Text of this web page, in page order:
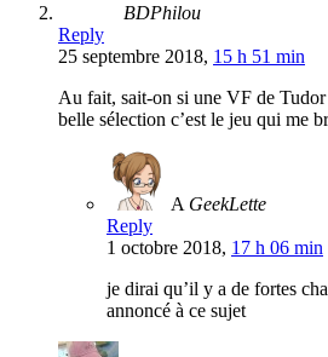
BDPhilou
Reply
25 septembre 2018, 15 h 51 min
Au fait, sait-on si une VF de
belle sélection c’est le jeu qui me
A GeekLette
Reply
1 octobre 2018, 17 h 06 min
je dirai qu’il y a de fortes
annoncé à ce sujet